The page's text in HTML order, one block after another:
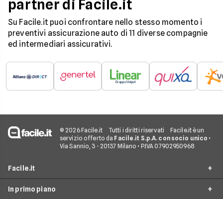
partner di Facile.it
Su Facile.it puoi confrontare nello stesso momento i
preventivi assicurazione auto di 11 diverse compagnie
ed intermediari assicurativi.
© 2026 Facile.it Tutti i diritti riservati
Facile.it è un
servizio offerto da Facile.it S.p.A. con socio unico •
Via Sannio, 3 - 20137 Milano • P.IVA 07902950968
Facile.it
Assicurazioni
In primo piano